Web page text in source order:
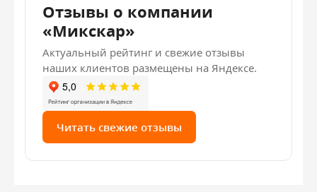
Отзывы о компании
«Микскар»
Актуальный рейтинг и свежие отзывы
наших клиентов размещены на Яндексе.
Читать свежие отзывы